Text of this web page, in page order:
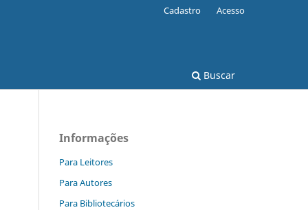
Buscar
Cadastro Acesso
Informações
Para Leitores
Para Autores
Para Bibliotecários